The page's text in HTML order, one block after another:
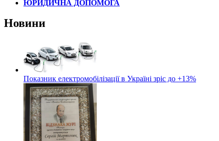
ЮРИДИЧНА ДОПОМОГА
Новини
Показник електромобілізації в Україні зріс до +13%